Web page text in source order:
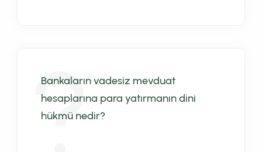
Bankaların vadesiz mevduat
hesaplarına para yatırmanın dini
hükmü nedir?